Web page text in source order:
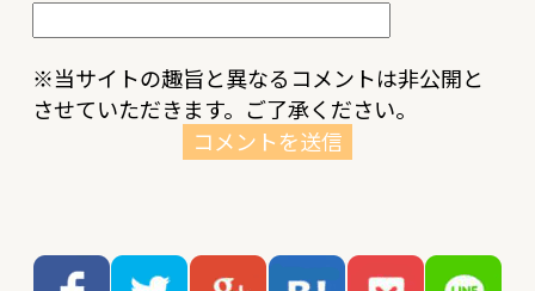
※当サイトの趣旨と異なるコメントは非公開と
させていただきます。ご了承ください。